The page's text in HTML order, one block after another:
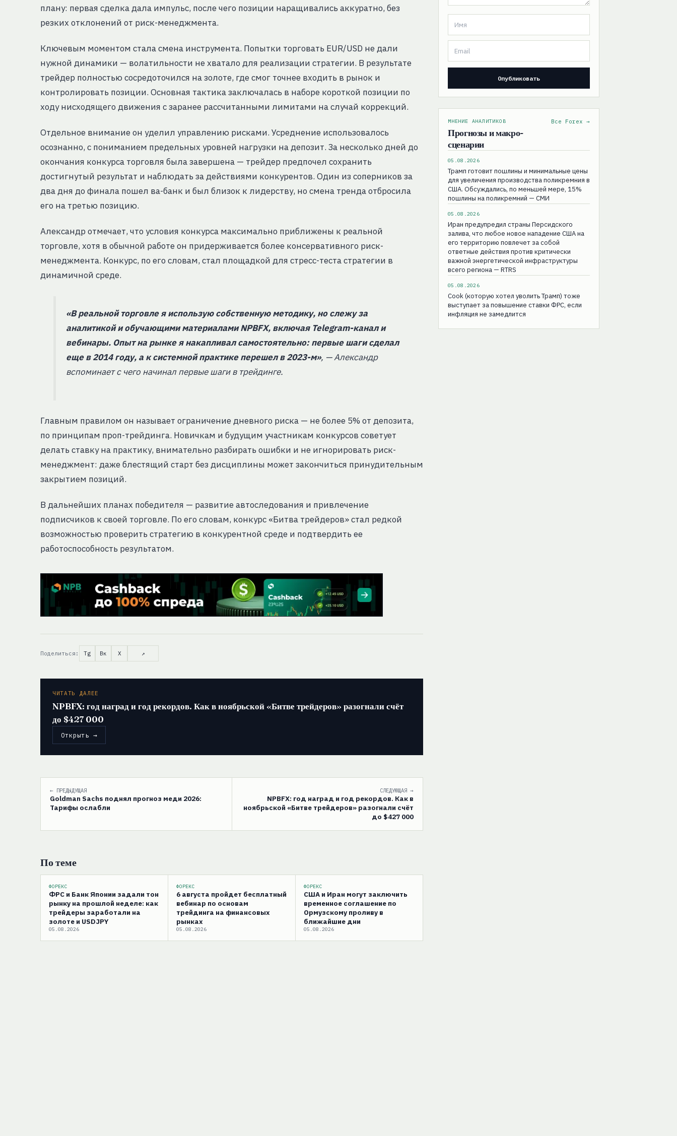
плану: первая сделка дала импульс, после чего позиции наращивались аккуратно, без
резких отклонений от риск-менеджмента.
Ключевым моментом стала смена инструмента. Попытки торговать EUR/USD не дали
нужной динамики — волатильности не хватало для реализации стратегии. В результате
трейдер полностью сосредоточился на золоте, где смог точнее входить в рынок и
контролировать позиции. Основная тактика заключалась в наборе короткой позиции по
ходу нисходящего движения с заранее рассчитанными лимитами на случай коррекций.
Отдельное внимание он уделил управлению рисками. Усреднение использовалось
осознанно, с пониманием предельных уровней нагрузки на депозит. За несколько дней до
окончания конкурса торговля была завершена — трейдер предпочел сохранить
достигнутый результат и наблюдать за действиями конкурентов. Один из соперников за
два дня до финала пошел ва-банк и был близок к лидерству, но смена тренда отбросила
его на третью позицию.
Александр отмечает, что условия конкурса максимально приближены к реальной
торговле, хотя в обычной работе он придерживается более консервативного риск-
менеджмента. Конкурс, по его словам, стал площадкой для стресс-теста стратегии в
динамичной среде.
«В реальной торговле я использую собственную методику, но слежу за
аналитикой и обучающими материалами NPBFX, включая Telegram-канал и
вебинары. Опыт на рынке я накапливал самостоятельно: первые шаги сделал
еще в 2014 году, а к системной практике перешел в 2023-м», — Александр
вспоминает с чего начинал первые шаги в трейдинге.
Главным правилом он называет ограничение дневного риска — не более 5% от депозита,
по принципам проп-трейдинга. Новичкам и будущим участникам конкурсов советует
делать ставку на практику, внимательно разбирать ошибки и не игнорировать риск-
менеджмент: даже блестящий старт без дисциплины может закончиться принудительным
закрытием позиций.
В дальнейших планах победителя — развитие автоследования и привлечение
подписчиков к своей торговле. По его словам, конкурс «Битва трейдеров» стал редкой
возможностью проверить стратегию в конкурентной среде и подтвердить ее
работоспособность результатом.
Поделиться: Tg Вк X ↗
ЧИТАТЬ ДАЛЕЕ
NPBFX: год наград и год рекордов. Как в ноябрьской «Битве трейдеров» разогнали счёт
до $427 000
Открыть →
← ПРЕДЫДУЩАЯ
Goldman Sachs поднял прогноз меди 2026:
Тарифы ослабли
СЛЕДУЮЩАЯ →
NPBFX: год наград и год рекордов. Как в
ноябрьской «Битве трейдеров» разогнали счёт
до $427 000
По теме
ФОРЕКС
ФРС и Банк Японии задали тон
рынку на прошлой неделе: как
трейдеры заработали на
золоте и USDJPY
05.08.2026
ФОРЕКС
6 августа пройдет бесплатный
вебинар по основам
трейдинга на финансовых
рынках
05.08.2026
ФОРЕКС
США и Иран могут заключить
временное соглашение по
Ормузскому проливу в
ближайшие дни
05.08.2026
МНЕНИЕ АНАЛИТИКОВ
Прогнозы и макро-
сценарии
Все Forex →
05.08.2026
Трамп готовит пошлины и минимальные цены
для увеличения производства поликремния в
США. Обсуждались, по меньшей мере, 15%
пошлины на поликремний — СМИ
05.08.2026
Иран предупредил страны Персидского
залива, что любое новое нападение США на
его территорию повлечет за собой
ответные действия против критически
важной энергетической инфраструктуры
всего региона — RTRS
05.08.2026
Cook (которую хотел уволить Трамп) тоже
выступает за повышение ставки ФРС, если
инфляция не замедлится